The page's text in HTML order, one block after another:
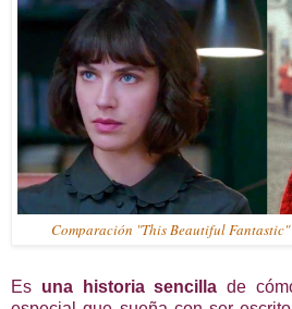
Comparación "This Beautiful
Es una historia sencillade